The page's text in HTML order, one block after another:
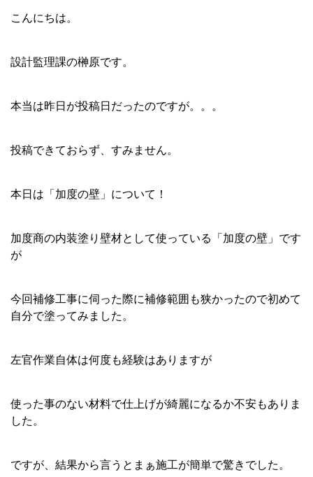
こんにちは。
設計監理課の榊原です。
本当は昨日が投稿日だったのですが。。。
投稿できておらず、すみません。
本日は「加度の壁」について！
加度商の内装塗り壁材として使っている「加度の壁」です
が
今回補修工事に伺った際に補修範囲も狭かったので初めて
自分で塗ってみました。
左官作業自体は何度も経験はありますが
使った事のない材料で仕上げが綺麗になるか不安もありま
した。
ですが、結果から言うとまぁ施工が簡単で驚きでした。